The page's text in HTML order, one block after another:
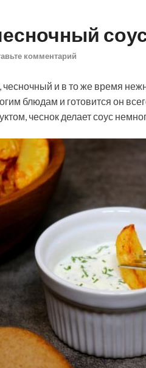
комментарий
и в то же время
блюдам и готовится он
чеснок делает соус